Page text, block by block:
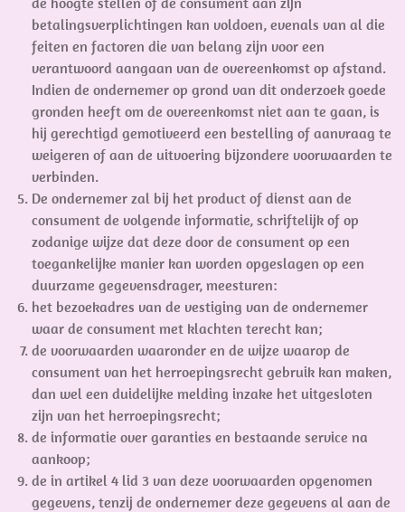
betalingsverplichtingen kan voldoen, evenals van al die
feiten en factoren die van belang zijn voor een
verantwoord aangaan van de overeenkomst op afstand.
Indien de ondernemer op grond van dit onderzoek goede
gronden heeft om de overeenkomst niet aan te gaan, is
hij gerechtigd gemotiveerd een bestelling of aanvraag te
weigeren of aan de uitvoering bijzondere voorwaarden te
verbinden.
De ondernemer zal bij het product of dienst aan de
consument de volgende informatie, schriftelijk of op
zodanige wijze dat deze door de consument op een
toegankelijke manier kan worden opgeslagen op een
duurzame gegevensdrager, meesturen:
het bezoekadres van de vestiging van de ondernemer
waar de consument met klachten terecht kan;
de voorwaarden waaronder en de wijze waarop de
consument van het herroepingsrecht gebruik kan maken,
dan wel een duidelijke melding inzake het uitgesloten
zijn van het herroepingsrecht;
de informatie over garanties en bestaande service na
aankoop;
de in artikel 4 lid 3 van deze voorwaarden opgenomen
gegevens, tenzij de ondernemer deze gegevens al aan de